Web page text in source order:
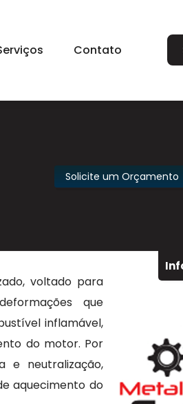
Contato
Solicite um Orçamento
voltado para
que
inflamável,
do motor. Por
e neutralização,
aquecimento do